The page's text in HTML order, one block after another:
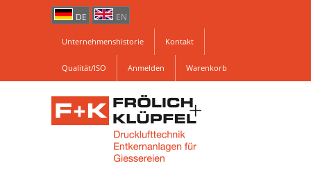
DE EN
Unternehmenshistorie Kontakt
Qualität/ISO Anmelden Warenkorb